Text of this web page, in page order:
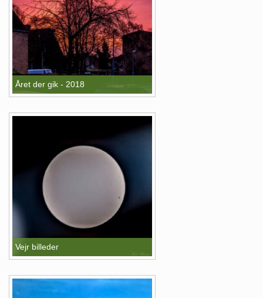
Året der gik - 2018
Vejr billeder